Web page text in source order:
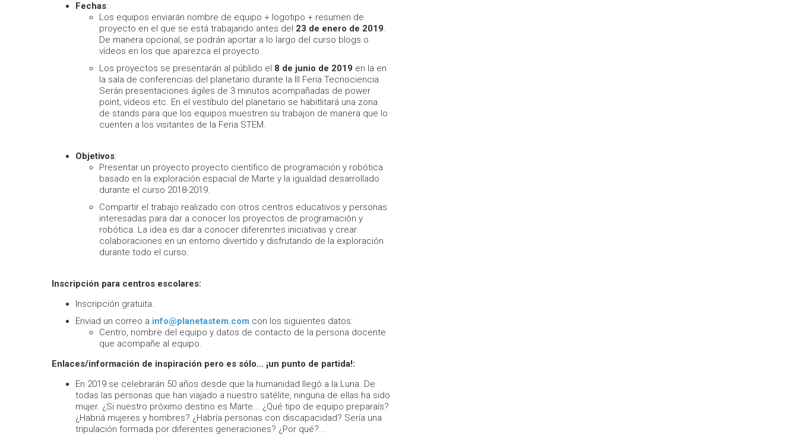
Fechas:
Los equipos enviarán nombre de equipo + logotipo + resumen de
proyecto en el que se está trabajando antes del 23 de enero de 2019.
De manera opcional, se podrán aportar a lo largo del curso blogs o
vídeos en los que aparezca el proyecto.
Los proyectos se presentarán al públido el 8 de junio de 2019 en la en
la sala de conferencias del planetario durante la III Feria Tecnociencia.
Serán presentaciones ágiles de 3 minutos acompañadas de power
point, vídeos etc. En el vestíbulo del planetario se habitlitará una zona
de stands para que los equipos muestren su trabajon de manera que lo
cuenten a los visitantes de la Feria STEM.
Objetivos:
Presentar un proyecto proyecto científico de programación y robótica
basado en la exploración espacial de Marte y la igualdad desarrollado
durante el curso 2018-2019.
Compartir el trabajo realizado con otros centros educativos y personas
interesadas para dar a conocer los proyectos de programación y
robótica. La idea es dar a conocer diferenrtes iniciativas y crear
colaboraciones en un entorno divertido y disfrutando de la exploración
durante todo el curso.
Inscripción para centros escolares:
Inscripción gratuita.
Enviad un correo a info@planetastem.com con los siguientes datos:
Centro, nombre del equipo y datos de contacto de la persona docente
que acompañe al equipo.
Enlaces/información de inspiración pero es sólo... ¡un punto de partida!:
En 2019 se celebrarán 50 años desde que la humanidad llegó a la Luna. De
todas las personas que han viajado a nuestro satélite, ninguna de ellas ha sido
mujer. ¿Si nuestro próximo destino es Marte... ¿Qué tipo de equipo preparaís?
¿Habriá mujeres y hombres? ¿Habría personas con discapacidad? Sería una
tripulación formada por diferentes generaciones? ¿Por qué?...